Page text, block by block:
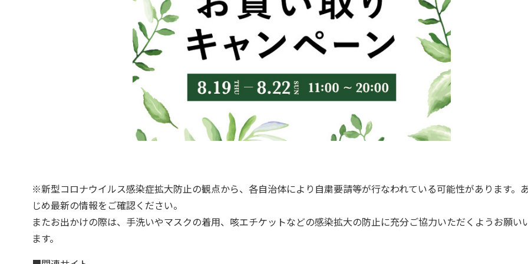
※新型コロナウイルス感染症拡大防止の観点から、各自治体により自粛要請等が行なわれている可能性があります。
じめ最新の情報をご確認ください。
またお出かけの際は、手洗いやマスクの着用、咳エチケットなどの感染拡大の防止に充分ご協力いただくようお願い
ます。